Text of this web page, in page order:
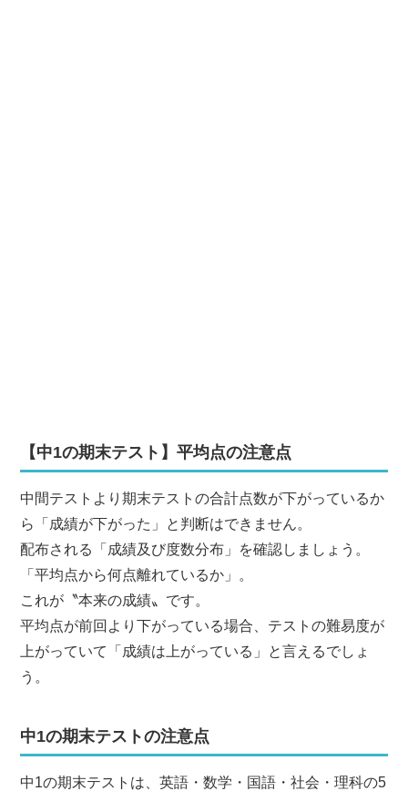
【中1の期末テスト】平均点の注意点
中間テストより期末テストの合計点数が下がっているか
ら「成績が下がった」と判断はできません。
配布される「成績及び度数分布」を確認しましょう。
「平均点から何点離れているか」。
これが〝本来の成績〟です。
平均点が前回より下がっている場合、テストの難易度が
上がっていて「成績は上がっている」と言えるでしょ
う。
中1の期末テストの注意点
中1の期末テストは、英語・数学・国語・社会・理科の5